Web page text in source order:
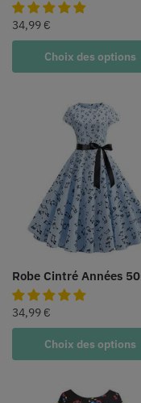
34,99 €
Choix des options
Robe Cintré Années 50
34,99 €
Choix des options